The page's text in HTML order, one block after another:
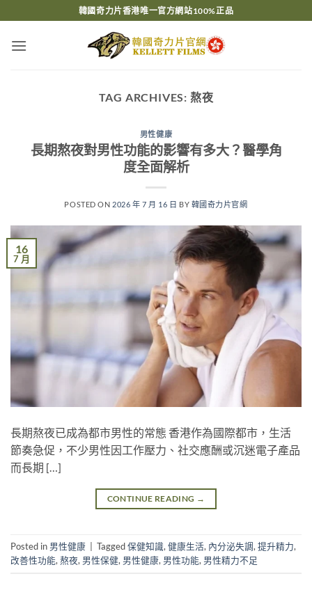
to
content
韓國奇力片香港唯一官方網站100%正品
TAG ARCHIVES: 熬夜
男性健康
長期熬夜對男性功能的影響有多大？醫學角
度全面解析
POSTED ON 2026 年 7 月 16 日 BY 韓國奇力片官網
16
7 月
長期熬夜已成為都市男性的常態 香港作為國際都市，生活
節奏急促，不少男性因工作壓力、社交應酬或沉迷電子產品
而長期 […]
CONTINUE READING →
Posted in 男性健康 Tagged保健知識,健康生活, 內分泌失調,提升精力,
改善性功能,熬夜, 男性保健, 男性健康, 男性功能, 男性精力不足